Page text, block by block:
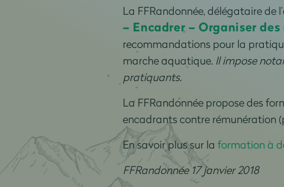
La FFRandonnée, délégataire de
– Encadrer – Organiser
recommandations pour la
marche aquatique.Il impose
pratiquants.
La FFRandonnée propose des
encadrants contre rémunération
En savoir plus sur la formation à
FFRandonnée 17 janvier 2018